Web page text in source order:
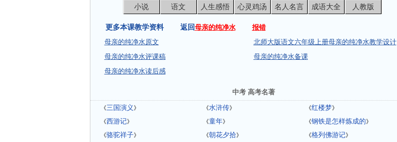
小说 语文 人生感悟 心灵鸡汤 名人名言 成语大全 人教版
更多本课教学资料 返回母亲的纯净水
报错
母亲的纯净水原文
北师大版语文六年级上册母亲的纯净水教学设计
母亲的纯净水评课稿
母亲的纯净水备课
母亲的纯净水读后感
中考 高考名著
《三国演义 》 《水浒传》 《红楼梦》
《西游记》 《童年》 《钢铁是怎样炼成的》
《骆驼祥子》 《朝花夕拾》 《格列佛游记》